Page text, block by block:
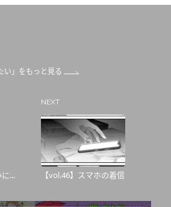
い」をもっと見る
...
NEXT
【vol.46】スマホの着信